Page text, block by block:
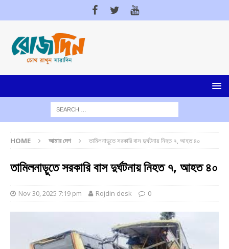
HOME আমার দেশ তামিলনাড়ুতে সরকারি বাস দুর্ঘটনায় নিহত ৭, আহত ৪০
তামিলনাড়ুতে সরকারি বাস দুর্ঘটনায় নিহত ৭, আহত ৪০
Nov 30, 2025 7:19 pm Rojdin desk 0